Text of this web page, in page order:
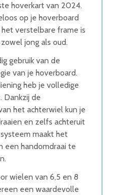
hoverkart van 2024.
op je hoverboard
verstelbare frame is
jong als oud.
gebruik van de
van je hoverboard.
heb je volledige
Dankzij de
het achterwiel kun je
en zelfs achteruit
maakt het
een handomdraai te
wielen van 6,5 en 8
een waardevolle